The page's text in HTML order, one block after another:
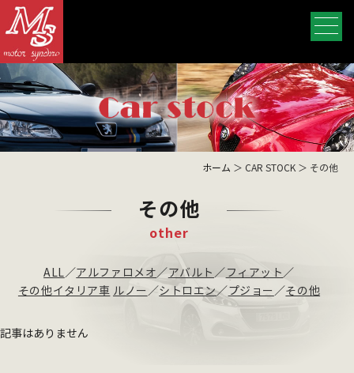
ホーム ＞ CAR STOCK ＞ その他
その他
other
ALL／アルファロメオ／アバルト ／ フィアット／
その他イタリア車 ルノー／シトロエン／プジョー／その他
記事はありません